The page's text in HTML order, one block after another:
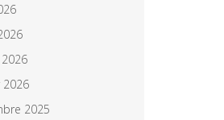
2026
2025